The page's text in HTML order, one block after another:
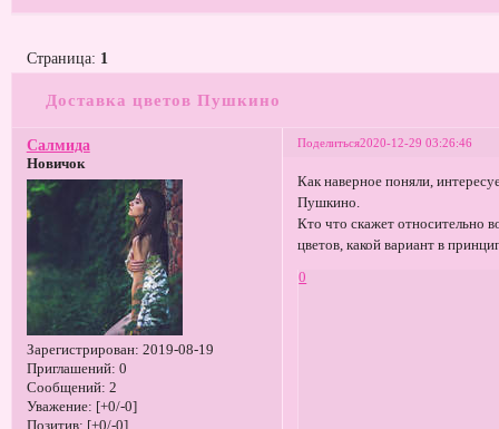
Доставка цветов Пушкино
Страница: 1
Поделиться2020-12-29 03:26:46
Салмида
Новичок
Зарегистрирован: 2019-08-19
Приглашений: 0
Сообщений: 2
Уважение: [+0/-0]
Как наверное поняли,
Пушкино.
Кто что скажет относительно
цветов, какой вариант в
0